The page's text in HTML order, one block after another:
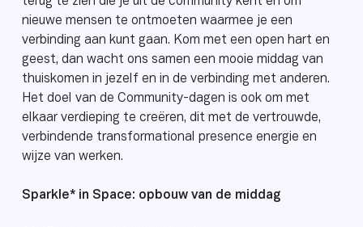
nieuwe mensen te ontmoeten waarmee je een
verbinding aan kunt gaan. Kom met een open hart en
geest, dan wacht ons samen een mooie middag van
thuiskomen in jezelf en in de verbinding met anderen.
Het doel van de Community-dagen is ook om met
elkaar verdieping te creëren, dit met de vertrouwde,
verbindende transformational presence energie en
wijze van werken.
Sparkle* in Space: opbouw van de middag